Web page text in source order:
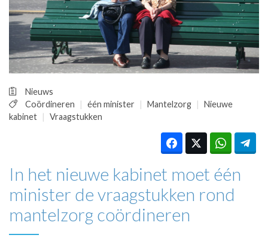
PRAKTIJKZAKEN
TARIEVEN
VPHUISARTSEN
MEDISCHE VAKHANDEL
REGISTRATIE
Nieuws
Coördineren
één minister Mantelzorg
Nieuwe
kabinet
Vraagstukken
In het nieuwe kabinet moet één
minister de vraagstukken rond
mantelzorg coördineren